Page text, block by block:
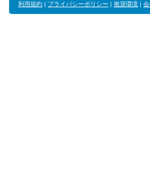
利用規約 | プライバシーポリシー | 推奨環境 |